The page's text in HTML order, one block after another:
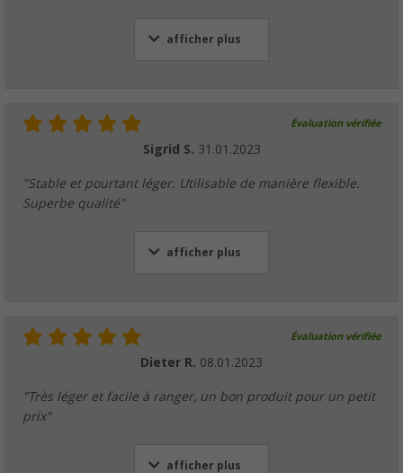
afficher plus
Évaluation vérifiée
Sigrid S. 31.01.2023
"Stable et pourtant léger. Utilisable de manière flexible.
Superbe qualité"
afficher plus
Évaluation vérifiée
Dieter R. 08.01.2023
"Très léger et facile à ranger, un bon produit pour un petit
prix"
afficher plus